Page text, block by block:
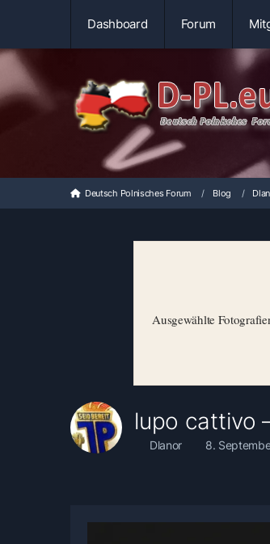
Dashboard Forum
Deutsch Polnisches Forum Blog
Ausgewählte
lupo cattivo
Dlanor 8.